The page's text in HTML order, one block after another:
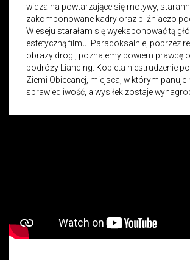
widza na powtarzające się motywy,
zakomponowane kadry oraz bliźniaczo
W eseju starałam się wyeksponować tą
estetyczną filmu. Paradoksalnie, poprzez
obrazy drogi, poznajemy bowiem prawdę
podróży Lianqing. Kobieta niestrudzenie
Ziemi Obiecanej, miejsca, w którym panuje
sprawiedliwość, a wysiłek zostaje